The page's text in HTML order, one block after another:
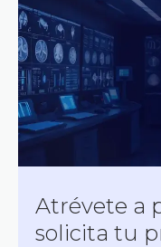
Atrévete a
solicita tu